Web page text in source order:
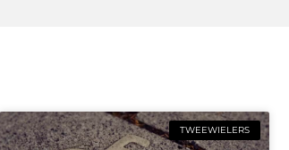
TWEEWIELERS